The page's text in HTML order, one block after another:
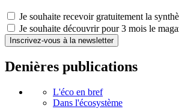
Je souhaite recevoir gratuitement la
Je souhaite découvrir pour 3 mois le
Inscrivez-vous à la newsletter
Denières publications
L'éco en bref
Dans l'écosystème